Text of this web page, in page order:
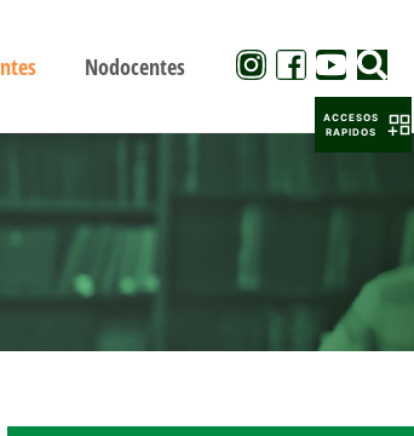
Nodocentes
ACCESOS
RAPIDOS